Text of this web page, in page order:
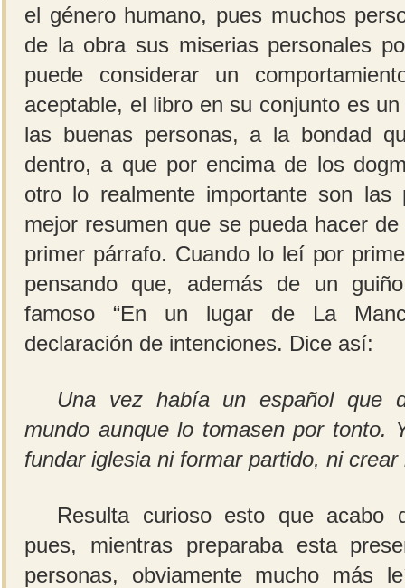
el género humano, pues muchos
de la obra sus miserias personales
puede considerar un
aceptable, el libro en su conjunto es
las buenas personas, a la bondad
dentro, a que por encima de los
otro lo realmente importante son
mejor resumen que se pueda hacer
primer párrafo. Cuando lo leí por
pensando que, además de un
famoso “En un lugar de La
declaración de intenciones. Dice así:
Una vez había un español que
mundo aunque lo tomasen por tonto.
fundar iglesia ni formar partido, ni crear
Resulta curioso esto que acabo
pues, mientras preparaba esta
personas, obviamente mucho más